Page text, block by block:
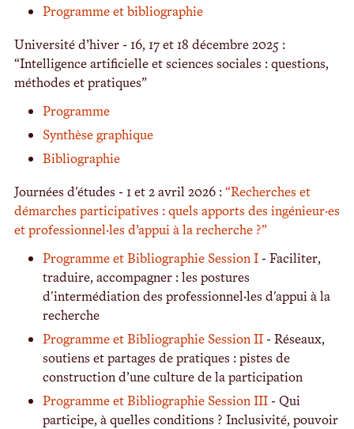
Programme et bibliographie
Université d’hiver - 16, 17 et 18 décembre 2025 :
“Intelligence artificielle et sciences sociales : questions,
méthodes et pratiques”
Programme
Synthèse graphique
Bibliographie
Journées d'études - 1 et 2 avril 2026 :“Recherches et
démarches participatives : quels apports des ingénieur·es
et professionnel·les d’appui à la recherche ?”
Programme et Bibliographie Session I - Faciliter,
traduire, accompagner : les postures
d'intermédiation des professionnel·les d'appui à la
recherche
Programme et Bibliographie Session II - Réseaux,
soutiens et partages de pratiques : pistes de
construction d’une culture de la participation
Programme et Bibliographie Session III - Qui
participe, à quelles conditions ? Inclusivité, pouvoir